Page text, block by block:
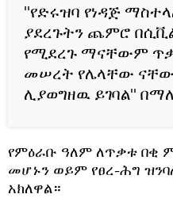
"የድሩዝባ የነዳጅ
ያደረጉትን ጨምሮ
የሚደረጉ ማናቸውም
መሠረት የሌላቸው
ሊያወግዘዉ ይገባል"
የምዕራቡ ዓለም ለጥቃቱ በቂ
መሆኑን ወይም የፀረ-ሕግ
አክለዋል።